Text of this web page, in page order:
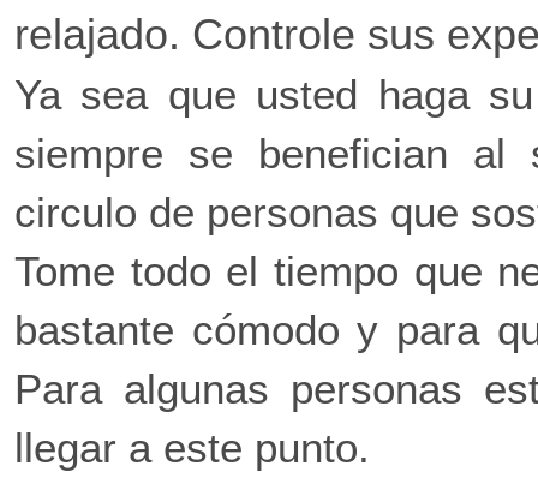
relajado. Controle sus
Ya sea que usted haga
siempre se benefician
circulo de personas que
Tome todo el tiempo que
bastante cómodo y para
Para algunas personas
llegar a este punto.